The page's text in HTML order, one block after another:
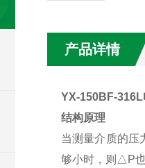
产品详情
YX-150BF-
结构原理
当测量介质的压
够小时，则△P也